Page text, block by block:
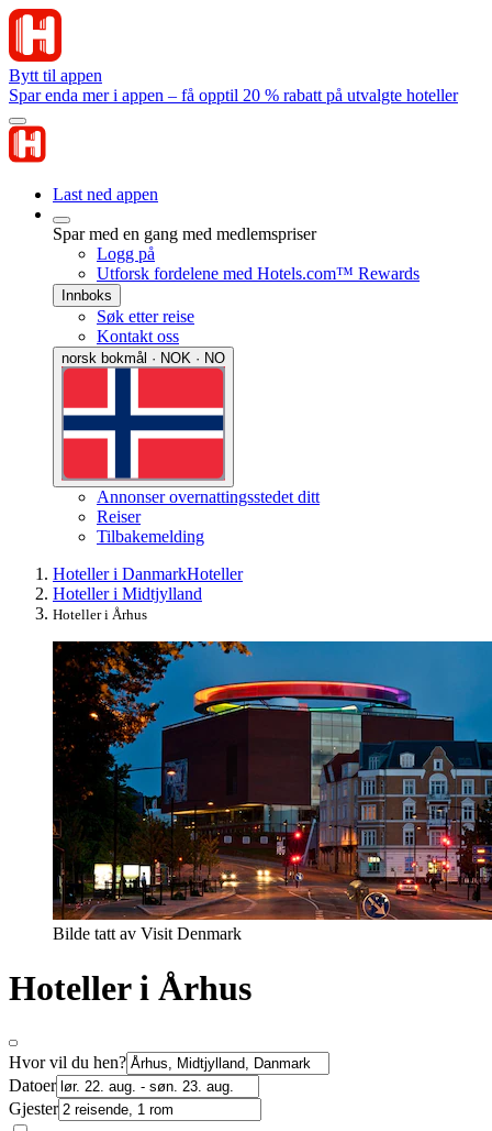
Bytt til appen
Spar enda mer i appen – få opptil 20 % rabatt på utvalgte hoteller
Last ned appen
Spar med en gang med medlemspriser
Logg på
Utforsk fordelene med Hotels.com™ Rewards
Innboks
Søk etter reise
Kontakt oss
norsk bokmål · NOK · NO
Annonser overnattingsstedet ditt
Reiser
Tilbakemelding
Hoteller i DanmarkHoteller
Hoteller i Midtjylland
Hoteller i Århus
Bilde tatt av Visit Denmark
Hoteller i Århus
Hvor vil du hen?
Datoer
Gjester